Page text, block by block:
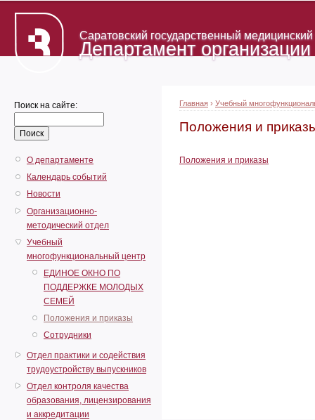
Саратовский государственный
Департамент
Поиск на сайте:
О департаменте
Календарь событий
Новости
Организационно-
методический отдел
Учебный
многофункциональный центр
ЕДИНОЕ ОКНО ПО
ПОДДЕРЖКЕ МОЛОДЫХ
СЕМЕЙ
Положения и приказы
Сотрудники
Отдел практики и содействия
трудоустройству выпускников
Отдел контроля качества
образования, лицензирования
и аккредитации
Главная › Учебный
Положения и
Положения и приказы